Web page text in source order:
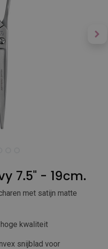
7.5" - 19cm.
met satijn matte
kwaliteit
snijblad voor